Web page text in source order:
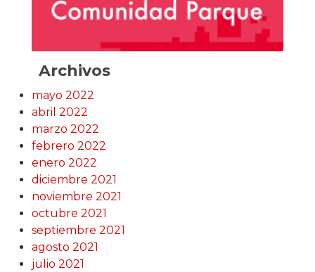
Archivos
mayo 2022
abril 2022
marzo 2022
febrero 2022
enero 2022
diciembre 2021
noviembre 2021
octubre 2021
septiembre 2021
agosto 2021
julio 2021